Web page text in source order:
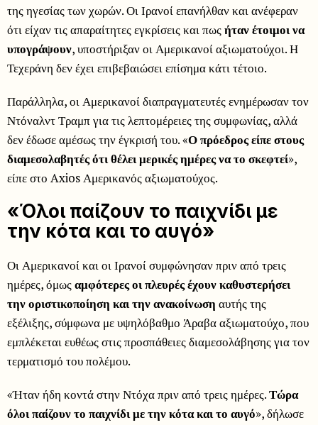
της ηγεσίας των χωρών. Οι Ιρανοί επανήλθαν και ανέφεραν
ότι είχαν τις απαραίτητες εγκρίσεις και πωςήταν έτοιμοι να
υπογράψουν, υποστήριξαν οι Αμερικανοί αξιωματούχοι. Η
Τεχεράνη δεν έχει επιβεβαιώσει επίσημα κάτι τέτοιο.
Παράλληλα, οι Αμερικανοί διαπραγματευτές ενημέρωσαν τον
Ντόναλντ Τραμπ για τις λεπτομέρειες της συμφωνίας, αλλά
δεν έδωσε αμέσως την έγκρισή του. «Ο πρόεδρος είπε στους
διαμεσολαβητές ότι θέλει μερικές ημέρες να το σκεφτεί»,
είπε στο Axios Αμερικανός αξιωματούχος.
«Όλοι παίζουν το παιχνίδι με
την κότα και το αυγό»
Οι Αμερικανοί και οι Ιρανοί συμφώνησαν πριν από τρεις
ημέρες, όμωςαμφότερες οι πλευρές έχουν καθυστερήσει
την οριστικοποίηση και την ανακοίνωση αυτής της
εξέλιξης, σύμφωνα με υψηλόβαθμο Άραβα αξιωματούχο, που
εμπλέκεται ευθέως στις προσπάθειες διαμεσολάβησης για τον
τερματισμό του πολέμου.
«Ήταν ήδη κοντά στην Ντόχα πριν από τρεις ημέρες.Τώρα
όλοι παίζουν το παιχνίδι με την κότα και το αυγό», δήλωσε